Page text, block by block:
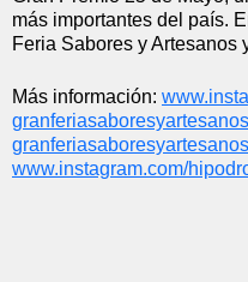
más importantes del país.
Feria Sabores y Artesanos
Más información:
granferiasaboresyartesanos
www.instagram.com/